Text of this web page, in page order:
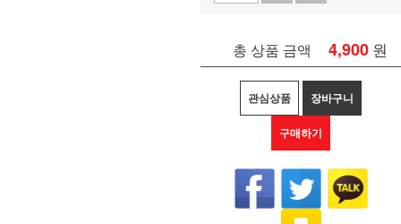
총 상품 금액 4,900 원
관심상품 장바구니
구매하기